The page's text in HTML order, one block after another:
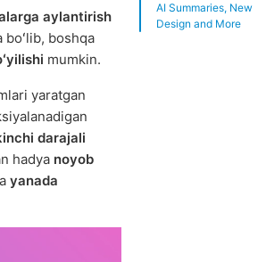
AI Summaries, New
Design and More
aylantirish
boʻlib, boshqa
mumkin.
yaratgan
darajali
hadya noyob
yanada